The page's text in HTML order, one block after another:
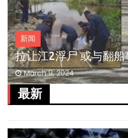
新闻
拉让江2浮尸 或与翻
March 9, 2024
最新